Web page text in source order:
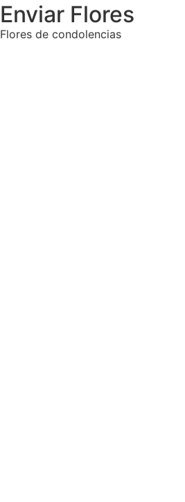
Enviar Flores
Flores de condolencias